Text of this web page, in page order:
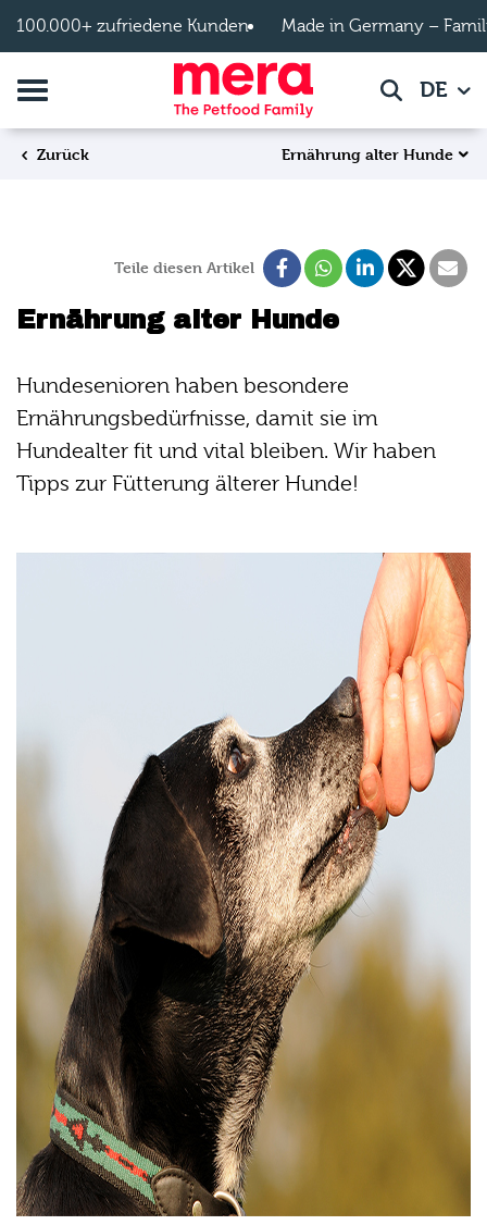
100.000+ zufriedene Kunden Made in Germany –
Navigation umschalten SucheDE
Zurück Ernährung alter Hunde
Teile diesen Artikel
Ernährung alter Hunde
Hundesenioren haben besondere
Ernährungsbedürfnisse, damit sie im
Hundealter fit und vital bleiben. Wir haben
Tipps zur Fütterung älterer Hunde!